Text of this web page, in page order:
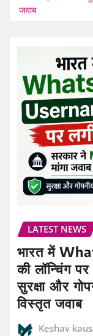
जवाब
LATEST NEWS
भारत में
की लॉन्चिंग
सुरक्षा और
विस्तृत जवाब
Keshav